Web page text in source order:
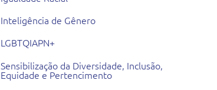
Inteligência de Gênero
LGBTQIAPN+
Sensibilização da Diversidade, Inclusão,
Equidade e Pertencimento